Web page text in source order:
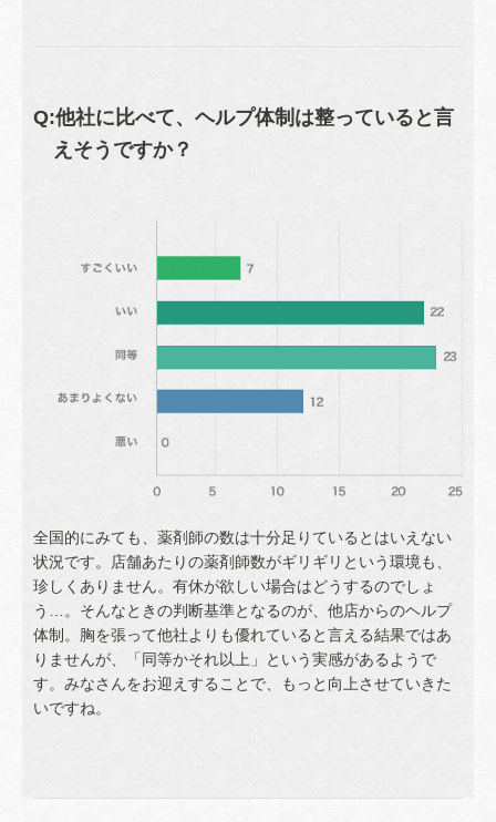
Q:他社に比べて、ヘルプ体制は整っていると言
えそうですか？
全国的にみても、薬剤師の数は十分足りているとはいえない
状況です。店舗あたりの薬剤師数がギリギリという環境も、
珍しくありません。有休が欲しい場合はどうするのでしょ
う…。そんなときの判断基準となるのが、他店からのヘルプ
体制。胸を張って他社よりも優れていると言える結果ではあ
りませんが、「同等かそれ以上」という実感があるようで
す。みなさんをお迎えすることで、もっと向上させていきた
いですね。